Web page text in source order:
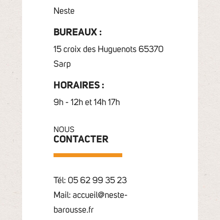
Neste
BUREAUX :
15 croix des Huguenots 65370
Sarp
HORAIRES :
9h - 12h et 14h 17h
NOUS
CONTACTER
Tél: 05 62 99 35 23
Mail: accueil@neste-
barousse.fr